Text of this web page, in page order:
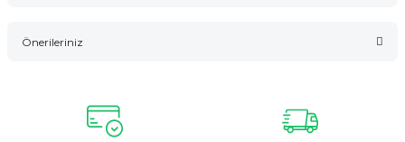
Önerileriniz
konularda yetersiz gördüğünüz noktaları öneri formunu
kullanarak tarafımıza iletebilirsiniz.